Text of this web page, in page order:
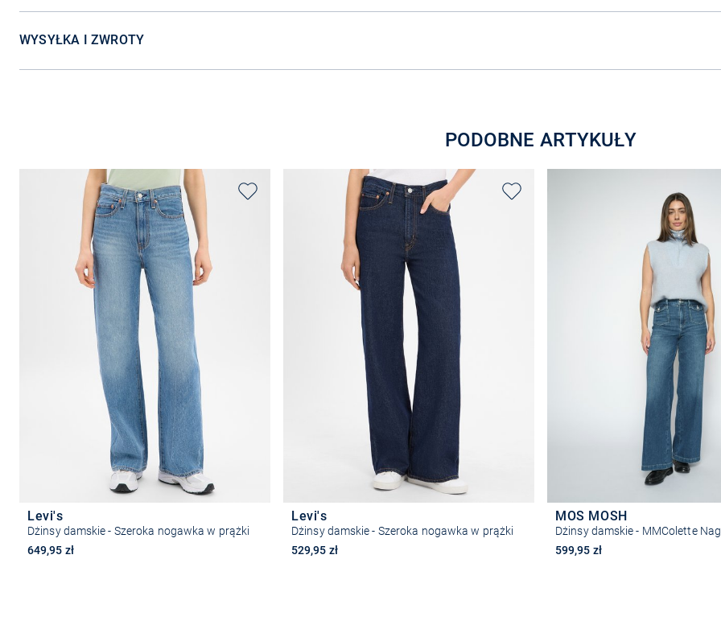
WYSYŁKA I ZWROTY
PODOBNE ARTYKUŁY
Levi's
Dżinsy damskie - Szeroka nogawka w prążki
649,95 zł
Levi's
Dżinsy damskie - Szeroka nogawka w prążki
529,95 zł
MOS MOSH
Dżinsy damskie - MMColette
599,95 zł